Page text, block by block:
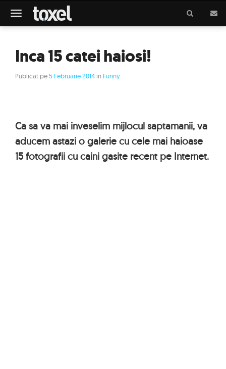
Meniu
Inca 15 catei haiosi!
Publicat pe5 Februarie 2014 in Funny.
Ca sa va mai inveselim mijlocul saptamanii, va
aducem astazi o galerie cu cele mai haioase
15 fotografii cu caini gasite recent pe Internet.